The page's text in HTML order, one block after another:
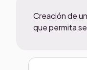
Creación de
que permita